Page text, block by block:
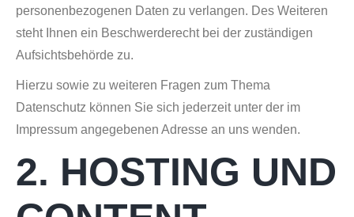
personenbezogenen Daten zu verlangen. Des Weiteren
steht Ihnen ein Beschwerderecht bei der zuständigen
Aufsichtsbehörde zu.
Hierzu sowie zu weiteren Fragen zum Thema
Datenschutz können Sie sich jederzeit unter der im
Impressum angegebenen Adresse an uns wenden.
2. HOSTING UND